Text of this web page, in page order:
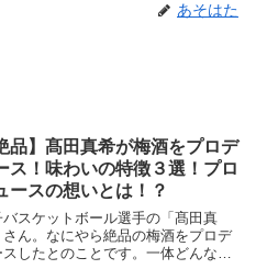
あそはた
品】髙田真希が梅酒をプロデ
ス！味わいの特徴３選！プロ
ースの想いとは！？
バスケットボール選手の「髙田真
さん。なにやら絶品の梅酒をプロデ
スしたとのことです。一体どんな味